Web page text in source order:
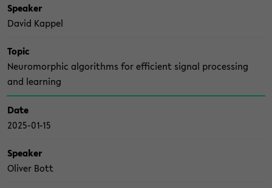
Spea­ker
David Kap­pel
Topic
Neu­ro­mor­phic al­go­rithms for ef­fi­ci­ent si­gnal pro­ces­sing
and lear­ning
Date
2025-​01-15
Spea­ker
Oli­ver Bott